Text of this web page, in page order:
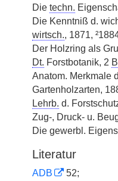
Die techn.
Die Kenntniß d.
wirtsch., 1871,
Der Holzring als
Dt. Forstbotanik, 2
Anatom. Merkmale
Gartenholzarten,
Lehrb. d.
Zug-, Druck- u.
Die gewerbl.
Literatur
ADB
52;